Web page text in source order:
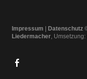
Impressum | Datenschutz
Liedermacher, Umsetzung: